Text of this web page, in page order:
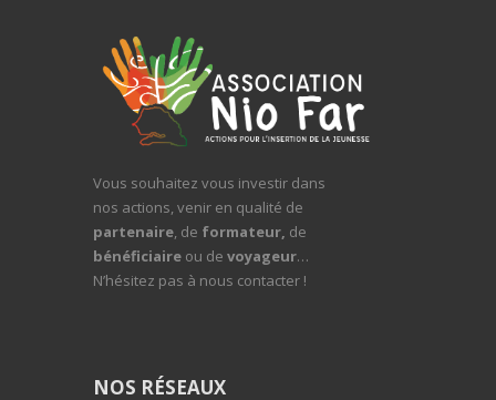
Vous souhaitez vous investir dans
nos actions, venir en qualité de
partenaire, de formateur, de
bénéficiaire ou de voyageur…
N’hésitez pas à nous contacter !
NOS RÉSEAUX